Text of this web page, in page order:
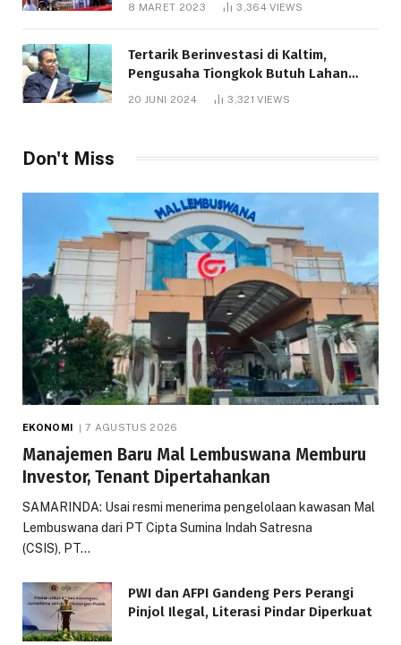
8 MARET 2023 3,364VIEWS
Tertarik Berinvestasi di Kaltim,
Pengusaha Tiongkok Butuh Lahan
1.000 Hektare
20 JUNI 2024 3,321VIEWS
Don't Miss
EKONOMI 7 AGUSTUS 2026
Manajemen Baru Mal Lembuswana Memburu
Investor, Tenant Dipertahankan
SAMARINDA: Usai resmi menerima pengelolaan kawasan Mal
Lembuswana dari PT Cipta Sumina Indah Satresna
(CSIS), PT…
PWI dan AFPI Gandeng Pers Perangi
Pinjol Ilegal, Literasi Pindar Diperkuat